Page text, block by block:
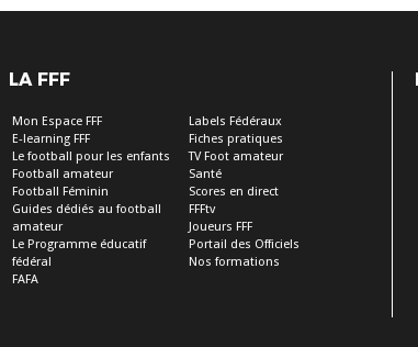
LA FFF
Mon Espace FFF
E-learning FFF
Le football pour les enfants
Football amateur
Football Féminin
Guides dédiés au football
amateur
Le Programme éducatif
fédéral
FAFA
Labels Fédéraux
Fiches pratiques
TV Foot amateur
Santé
Scores en direct
FFFtv
Joueurs FFF
Portail des Officiels
Nos formations